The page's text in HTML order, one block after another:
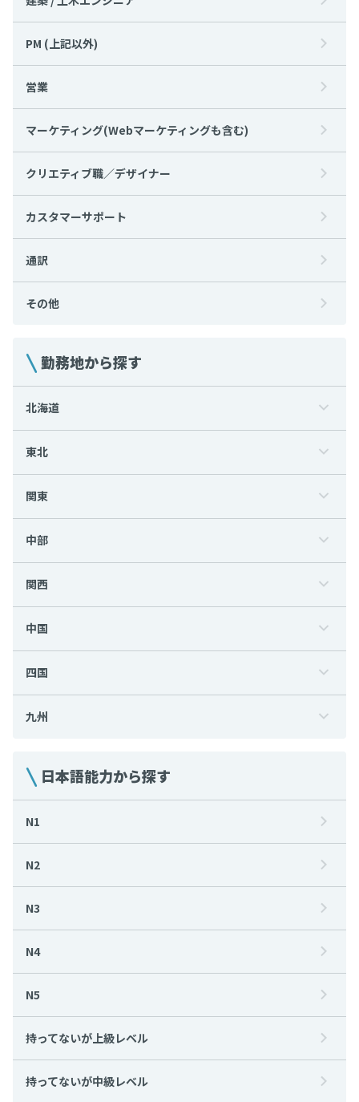
PM (上記以外)
営業
マーケティング(Webマーケティングも含む)
クリエティブ職／デザイナー
カスタマーサポート
通訳
その他
勤務地から探す
北海道
東北
関東
中部
関西
中国
四国
九州
日本語能力から探す
N1
N2
N3
N4
N5
持ってないが上級レベル
持ってないが中級レベル